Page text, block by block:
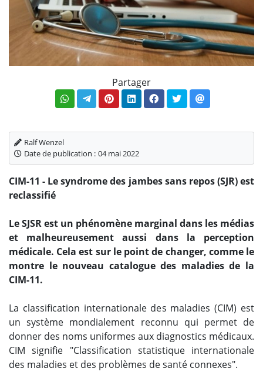
Partager
Ralf Wenzel
Date de publication : 04 mai 2022
CIM-11 - Le syndrome des jambes sans repos (SJR) est
reclassifié
Le SJSR est un phénomène marginal dans les médias
et malheureusement aussi dans la perception
médicale. Cela est sur le point de changer, comme le
montre le nouveau catalogue des maladies de la
CIM-11.
La classification internationale des maladies (CIM) est
un système mondialement reconnu qui permet de
donner des noms uniformes aux diagnostics médicaux.
CIM signifie "Classification statistique internationale
des maladies et des problèmes de santé connexes".